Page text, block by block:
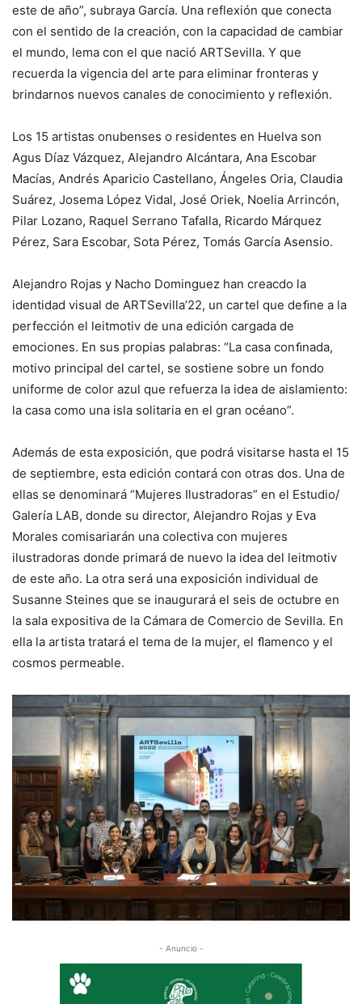
este de año”, subraya García. Una reflexión que conecta
con el sentido de la creación, con la capacidad de cambiar
el mundo, lema con el que nació ARTSevilla. Y que
recuerda la vigencia del arte para eliminar fronteras y
brindarnos nuevos canales de conocimiento y reflexión.
Los 15 artistas onubenses o residentes en Huelva son
Agus Díaz Vázquez, Alejandro Alcántara, Ana Escobar
Macías, Andrés Aparicio Castellano, Ángeles Oria, Claudia
Suárez, Josema López Vidal, José Oriek, Noelia Arrincón,
Pilar Lozano, Raquel Serrano Tafalla, Ricardo Márquez
Pérez, Sara Escobar, Sota Pérez, Tomás García Asensio.
Alejandro Rojas y Nacho Dominguez han creacdo la
identidad visual de ARTSevilla’22, un cartel que deﬁne a la
perfección el leitmotiv de una edición cargada de
emociones. En sus propias palabras: “La casa conﬁnada,
motivo principal del cartel, se sostiene sobre un fondo
uniforme de color azul que refuerza la idea de aislamiento:
la casa como una isla solitaria en el gran océano”.
Además de esta exposición, que podrá visitarse hasta el 15
de septiembre, esta edición contará con otras dos. Una de
ellas se denominará “Mujeres Ilustradoras” en el Estudio/
Galería LAB, donde su director, Alejandro Rojas y Eva
Morales comisariarán una colectiva con mujeres
ilustradoras donde primará de nuevo la idea del leitmotiv
de este año. La otra será una exposición individual de
Susanne Steines que se inaugurará el seis de octubre en
la sala expositiva de la Cámara de Comercio de Sevilla. En
ella la artista tratará el tema de la mujer, el ﬂamenco y el
cosmos permeable.
- Anuncio -